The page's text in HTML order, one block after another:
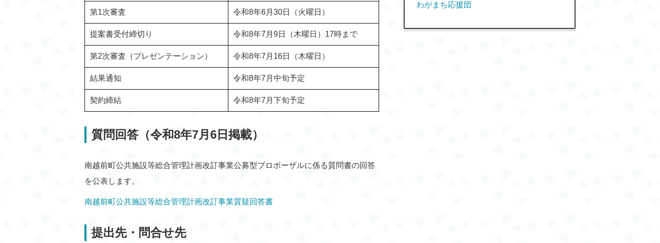
第1次審査 令和8年6月30日（火曜日）
提案書受付締切り 令和8年7月9日（木曜日）17時まで
第2次審査（プレゼンテーション） 令和8年7月16日（木曜日）
結果通知 令和8年7月中旬予定
契約締結 令和8年7月下旬予定
質問回答（令和8年7月6日掲載）
南越前町公共施設等総合管理計画改訂事業公募型プロポーザルに係る質問書の回答
を公表します。
南越前町公共施設等総合管理計画改訂事業質疑回答書
提出先・問合せ先
わがまち応援団